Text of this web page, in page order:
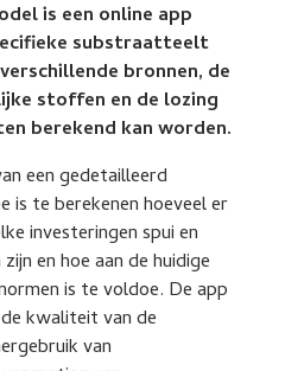
is een online app
substraatteelt
bronnen, de
stoffen en de lozing
berekend kan worden.
een gedetailleerd
is te berekenen hoeveel er
investeringen spui en
en hoe aan de huidige
is te voldoe. De app
kwaliteit van de
van